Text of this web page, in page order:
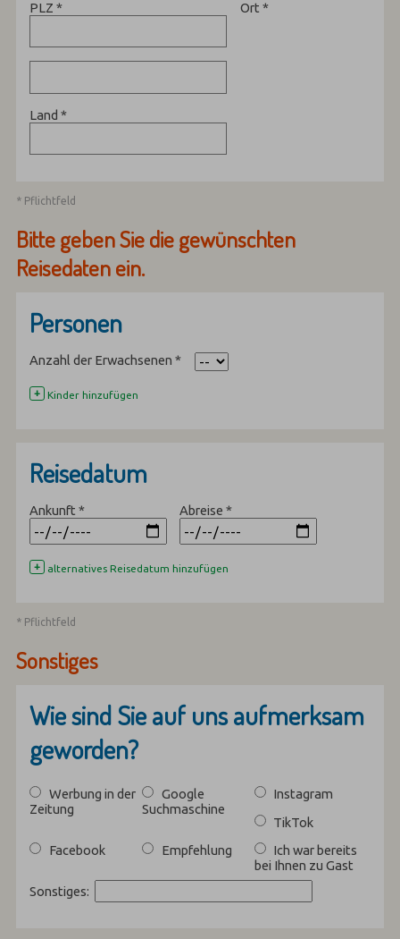
PLZ* Ort *
Land*
* Pflichtfeld
Bitte geben Sie die gewünschten
Reisedaten ein.
Personen
Anzahl der Erwachsenen*
+ Kinder hinzufügen
Reisedatum
Ankunft* Abreise*
+ alternatives Reisedatum hinzufügen
* Pflichtfeld
Sonstiges
Wie sind Sie auf uns aufmerksam
geworden?
Werbung in der
Zeitung
Google
Suchmaschine
Instagram
TikTok
Facebook
Empfehlung
Ich war bereits
bei Ihnen zu Gast
Sonstiges: